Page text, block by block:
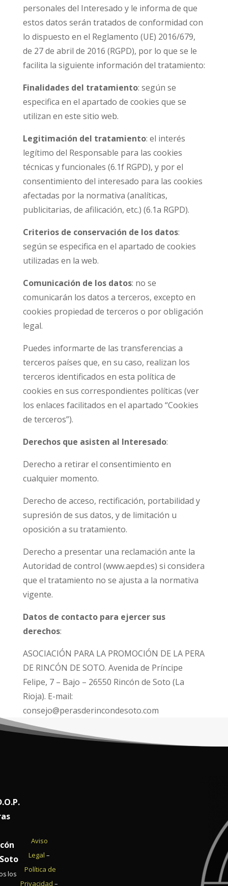
personales del Interesado y le informa de que
estos datos serán tratados de conformidad con
lo dispuesto en el Reglamento (UE) 2016/679,
de 27 de abril de 2016 (RGPD), por lo que se le
facilita la siguiente información del tratamiento:
Finalidades del tratamiento: según se
especifica en el apartado de cookies que se
utilizan en este sitio web.
Legitimación del tratamiento: el interés
legítimo del Responsable para las cookies
técnicas y funcionales (6.1f RGPD), y por el
consentimiento del interesado para las cookies
afectadas por la normativa (analíticas,
publicitarias, de afilicación, etc.) (6.1a RGPD).
Criterios de conservación de los datos:
según se especifica en el apartado de cookies
utilizadas en la web.
Comunicación de los datos: no se
comunicarán los datos a terceros, excepto en
cookies propiedad de terceros o por obligación
legal.
Puedes informarte de las transferencias a
terceros países que, en su caso, realizan los
terceros identificados en esta política de
cookies en sus correspondientes políticas (ver
los enlaces facilitados en el apartado “Cookies
de terceros”).
Derechos que asisten al Interesado:
Derecho a retirar el consentimiento en
cualquier momento.
Derecho de acceso, rectificación, portabilidad y
supresión de sus datos, y de limitación u
oposición a su tratamiento.
Derecho a presentar una reclamación ante la
Autoridad de control (www.aepd.es) si considera
que el tratamiento no se ajusta a la normativa
vigente.
Datos de contacto para ejercer sus
derechos:
ASOCIACIÓN PARA LA PROMOCIÓN DE LA PERA
DE RINCÓN DE SOTO. Avenida de Príncipe
Felipe, 7 – Bajo – 26550 Rincón de Soto (La
Rioja). E-mail:
consejo@perasderincondesoto.com
los
Aviso
Legal –
Política de
Privacidad –